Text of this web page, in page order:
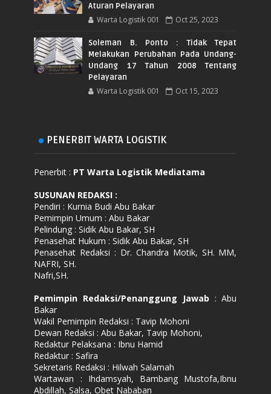
Aturan Pelayaran
Warta Logistik 001 Oct 25, 2023
Soleman B. Ponto : Tidak Tepat
Melakukan Perubahan Pada Undang-
Undang 17 Tahun 2008 Tentang
Pelayaran
Warta Logistik 001 Oct 15, 2023
PENERBIT WARTA LOGISTIK
Penerbit : PT Warta Logistik Mediatama
SUSUNAN REDAKSI :
Pendiri : Kurnia Budi Abu Bakar
Pemimpin Umum : Abu Bakar
Pelindung : Sidik Abu Bakar, SH
Penasehat Hukum : Sidik Abu Bakar, SH
Penasehat Redaksi : Dr. Chandra Motik, SH. MM,
NAFRI, SH.
Nafri,SH.
Pemimpin Redaksi/Penanggung Jawab : Abu
Bakar
Wakil Pemimpin Redaksi : Tavip Mohoni
Dewan Redaksi : Abu Bakar, Tavip Mohoni,
Redaktur Pelaksana : Ibnu Hamid
Redaktur : Safira
Sekretaris Redaksi : Hilwah Salamah
Wartawan : Ihdamsyah, Bambang Mustofa,Ibnu
Abdillah, Salsa, Obet Nababan